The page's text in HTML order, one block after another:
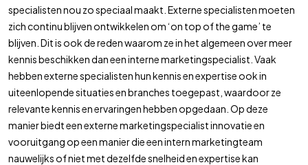
specialisten nou zo speciaal maakt. Externe specialisten moeten
zich continu blijven ontwikkelen om ‘on top of the game’ te
blijven. Dit is ook de reden waarom ze in het algemeen over meer
kennis beschikken dan een interne marketingspecialist. Vaak
hebben externe specialisten hun kennis en expertise ook in
uiteenlopende situaties en branches toegepast, waardoor ze
relevante kennis en ervaringen hebben opgedaan. Op deze
manier biedt een externe marketingspecialist innovatie en
vooruitgang op een manier die een intern marketingteam
nauwelijks of niet met dezelfde snelheid en expertise kan